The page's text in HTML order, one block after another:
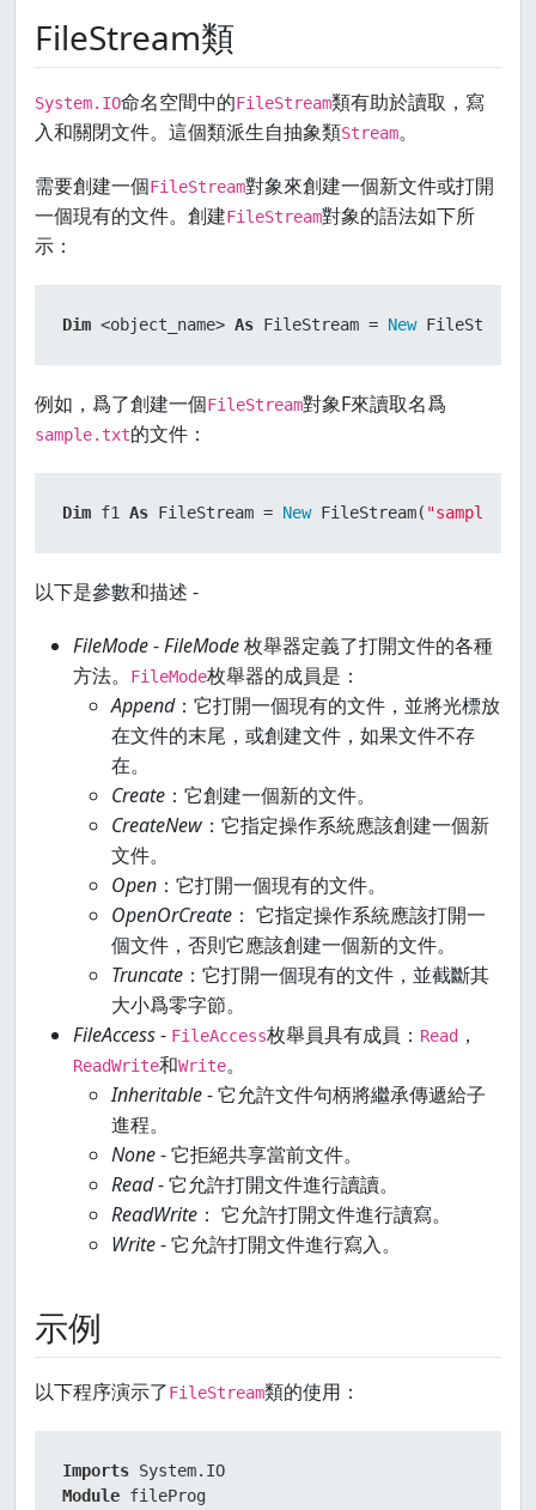
FileStream類
System.IO命名空間中的FileStream類有助於讀取，寫
入和關閉文件。這個類派生自抽象類Stream。
需要創建一個FileStream對象來創建一個新文件或打開
一個現有的文件。創建FileStream對象的語法如下所
示：
Dim <object_name> As FileStream = New
例如，爲了創建一個FileStream對象F來讀取名爲
sample.txt的文件：
Dim f1 As FileStream = New FileStream(
以下是參數和描述 -
FileMode-FileMode枚舉器定義了打開文件的各種
方法。
FileMode枚舉器的成員是：
Append：它打開一個現有的文件，並將光標放
在文件的末尾，或創建文件，如果文件不存
在。
Create ：它創建一個新的文件。
CreateNew ：它指定操作系統應該創建一個新
文件。
Open ：它打開一個現有的文件。
OpenOrCreate ： 它指定操作系統應該打開一
個文件，否則它應該創建一個新的文件。
Truncate ：它打開一個現有的文件，並截斷其
大小爲零字節。
FileAccess- FileAccess枚舉員具有成員： Read ，
ReadWrite和Write。
Inheritable- 它允許文件句柄將繼承傳遞給子
進程。
None- 它拒絕共享當前文件。
Read- 它允許打開文件進行讀讀。
ReadWrite ： 它允許打開文件進行讀寫。
Write- 它允許打開文件進行寫入。
示例
以下程序演示了FileStream類的使用：
Imports
Module fileProg